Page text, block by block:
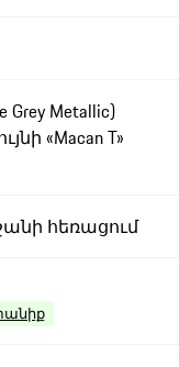
Metallic)
«Macan T»
հեռացում